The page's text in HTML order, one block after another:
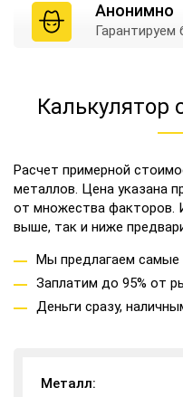
Анонимно
Гарантируем
Калькулятор
Расчет примерной
металлов. Цена указана
от множества факторов.
выше, так и ниже
Мы предлагаем самые
Заплатим до 95% от
Деньги сразу,
Металл: